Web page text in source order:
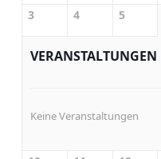
3 4 5
VERANSTALTUNGEN
Keine Veranstaltungen